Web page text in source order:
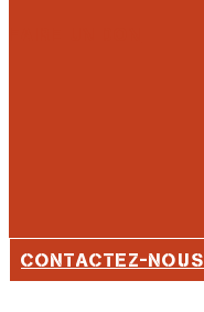
05 56 92 80 35
CONTACTEZ-NOUS